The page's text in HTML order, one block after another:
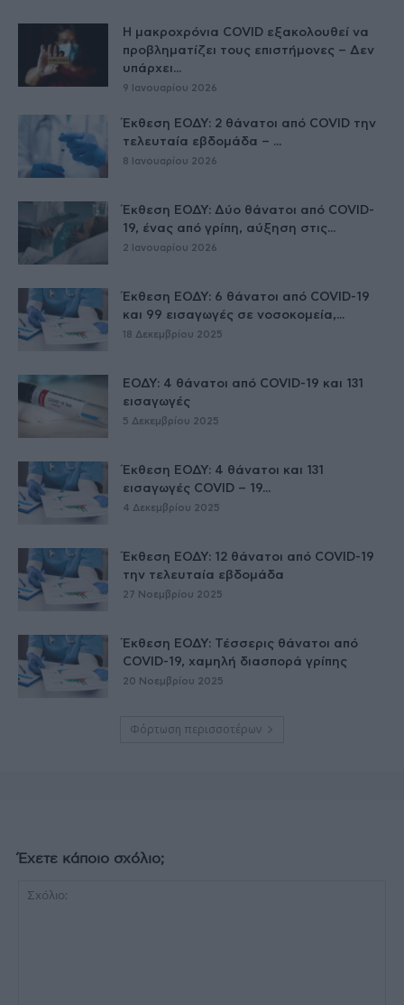
Η μακροχρόνια COVID εξακολουθεί να
προβληματίζει τους επιστήμονες – Δεν
υπάρχει...
9 Ιανουαρίου 2026
Έκθεση ΕΟΔΥ: 2 θάνατοι από COVID την
τελευταία εβδομάδα – ...
8 Ιανουαρίου 2026
Έκθεση ΕΟΔΥ: Δύο θάνατοι από COVID-
19, ένας από γρίπη, αύξηση στις...
2 Ιανουαρίου 2026
Έκθεση ΕΟΔΥ: 6 θάνατοι από COVID-19
και 99 εισαγωγές σε νοσοκομεία,...
18 Δεκεμβρίου 2025
ΕΟΔΥ: 4 θάνατοι από COVID-19 και 131
εισαγωγές
5 Δεκεμβρίου 2025
Έκθεση ΕΟΔΥ: 4 θάνατοι και 131
εισαγωγές COVID – 19...
4 Δεκεμβρίου 2025
Έκθεση ΕΟΔΥ: 12 θάνατοι από COVID-19
την τελευταία εβδομάδα
27 Νοεμβρίου 2025
Έκθεση ΕΟΔΥ: Τέσσερις θάνατοι από
COVID-19, χαμηλή διασπορά γρίπης
20 Νοεμβρίου 2025
Φόρτωση περισσοτέρων
Έχετε κάποιο σχόλιο;